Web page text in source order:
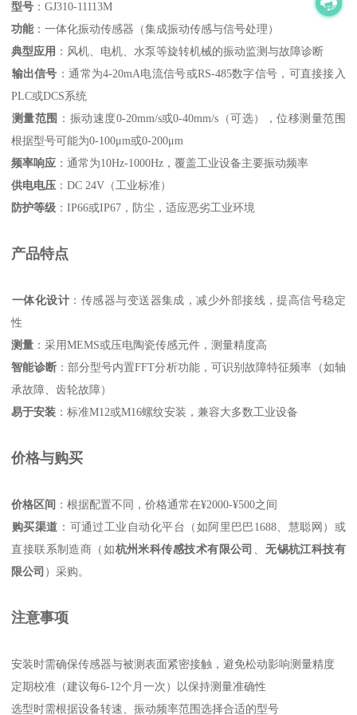
型号 ‌：GJ310-11113M
功能‌：一体化振动传感器（集成振动传感与信号处理）
典型应用 ‌：风机、电机、水泵等旋转机械的振动监测与故障诊断
输出信号 ‌：通常为4-20mA电流信号或RS-485数字信号，可直接接入
PLC或DCS系统
测量范围 ‌：振动速度0-20mm/s或0-40mm/s（可选），位移测量范围
根据型号可能为0-100μm或0-200μm
频率响应 ‌：通常为10Hz-1000Hz，覆盖工业设备主要振动频率
供电电压 ‌：DC 24V（工业标准）
防护等级 ‌：IP66或IP67，防尘，适应恶劣工业环境
产品特点
一体化设计 ‌：传感器与变送器集成，减少外部接线，提高信号稳定
性
测量 ‌：采用MEMS或压电陶瓷传感元件，测量精度高
智能诊断‌：部分型号内置FFT分析功能，可识别故障特征频率（如轴
承故障、齿轮故障）
易于安装 ‌：标准M12或M16螺纹安装，兼容大多数工业设备
价格与购买
价格区间 ‌：根据配置不同，价格通常在¥2000-¥500之间
购买渠道 ‌：可通过工业自动化平台（如阿里巴巴1688、慧聪网）或
直接联系制造商（如‌杭州米科传感技术有限公司 ‌、‌ 无锡杭江科技有
限公司 ‌）采购。
注意事项
安装时需确保传感器与被测表面紧密接触，避免松动影响测量精度
定期校准（建议每6-12个月一次）以保持测量准确性
选型时需根据设备转速、振动频率范围选择合适的型号